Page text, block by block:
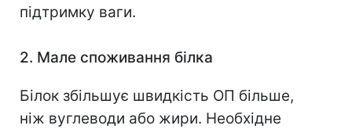
підтримку ваги.
2. Мале споживання білка
Білок збільшує швидкість ОП більше,
ніж вуглеводи або жири. Необхідне